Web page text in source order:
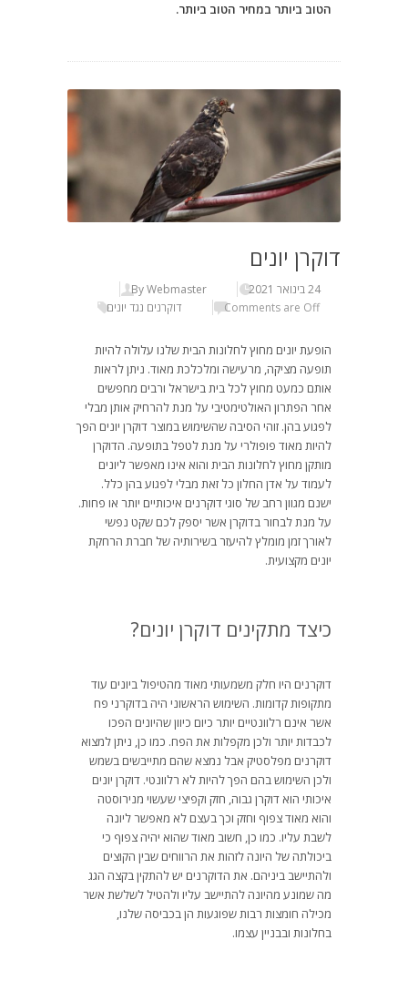
הטוב ביותר במחיר הטוב ביותר.
דוקרן יונים
24 בינואר 2021
By Webmaster
Comments are Off
דוקרנים נגד יונים
הופעת יונים מחוץ לחלונות הבית שלנו עלולה להיות
תופעה מציקה, מרעישה ומלכלכת מאוד. ניתן לראות
אותם כמעט מחוץ לכל בית בישראל ורבים מחפשים
אחר הפתרון האולטימטיבי על מנת להרחיק אותן מבלי
לפגוע בהן. זוהי הסיבה שהשימוש במוצר דוקרן יונים הפך
להיות מאוד פופולרי על מנת לטפל בתופעה. הדוקרן
מותקן מחוץ לחלונות הבית והוא אינו מאפשר ליונים
לעמוד על אדן החלון כל זאת מבלי לפגוע בהן כלל.
ישנם מגוון רחב של סוגי דוקרנים איכותיים יותר או פחות.
על מנת לבחור בדוקרן אשר יספק לכם שקט נפשי
לאורך זמן מומלץ להיעזר בשירותיה של חברת הרחקת
יונים מקצועית.
כיצד מתקינים דוקרן יונים?
דוקרנים היו חלק משמעותי מאוד מהטיפול ביונים עוד
מתקופות קדומות. השימוש הראשוני היה בדוקרני פח
אשר אינם רלוונטיים יותר כיום כיוון שהיונים הפכו
לכבדות יותר ולכן מקפלות את הפח. כמו כן, ניתן למצוא
דוקרנים מפלסטיק אבל נמצא שהם מתייבשים בשמש
ולכן השימוש בהם הפך להיות לא רלוונטי. דוקרן יונים
איכותי הוא דוקרן גבוה, חזק וקפיצי שעשוי מנירוסטה
והוא מאוד צפוף וחזק וכך בעצם לא מאפשר ליונה
לשבת עליו. כמו כן, חשוב מאוד שהוא יהיה צפוף כי
ביכולתה של היונה לזהות את הרווחים שבין הקוצים
ולהתיישב ביניהם. את הדוקרנים יש להתקין בקצה הגג
מה שמונע מהיונה להתיישב עליו ולהטיל לשלשת אשר
מכילה חומצות רבות שפוגעות הן בכביסה שלנו,
בחלונות ובבניין עצמו.